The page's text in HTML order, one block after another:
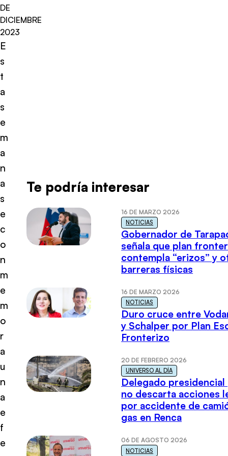
DE
DICIEMBRE
2023
E
s
t
a
s
e
m
a
n
a
s
e
c
o
n
m
e
m
o
r
a
u
n
a
e
f
e
Te podría interesar
16 DE MARZO 2026
NOTICIAS
Gobernador de
señala que plan
contempla “erizos” y
barreras físicas
16 DE MARZO 2026
NOTICIAS
Duro cruce entre
y Schalper por Plan
Fronterizo
20 DE FEBRERO 2026
UNIVERSO AL DÍA
Delegado presidencial
no descarta acciones
por accidente de
gas en Renca
06 DE AGOSTO 2026
NOTICIAS